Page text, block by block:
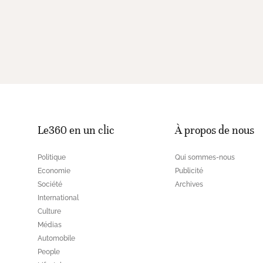
Le360 en un clic
Politique
Economie
Société
International
Culture
Médias
Automobile
People
À propos de nous
Qui sommes-nous
Publicité
Archives